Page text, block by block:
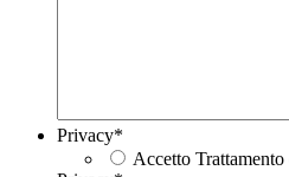
Privacy*
Accetto